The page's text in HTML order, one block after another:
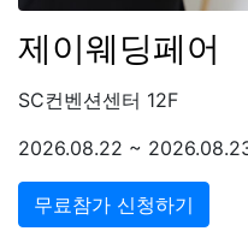
제이웨딩페어
SC컨벤션센터 12F
2026.08.22 ~
무료참가 신청하기